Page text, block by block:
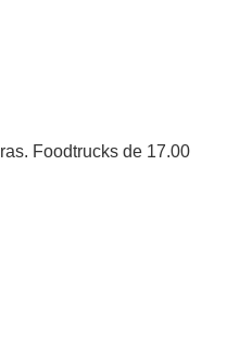
Foodtrucks de 17.00